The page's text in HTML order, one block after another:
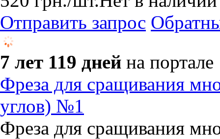
Отправить запрос
7 лет 119 дней на портале
Фреза для сращивания
углов) №1
Фреза для сращивания